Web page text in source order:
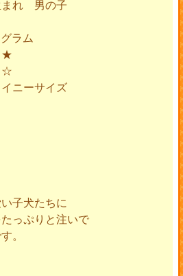
まれ 男の子
ラム
★
☆
ニーサイズ
子犬たちに
っぷりと注いで
。